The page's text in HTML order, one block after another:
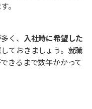
。
く、
入社時に希望した
ておきましょう。就職
きるまで数年かかって